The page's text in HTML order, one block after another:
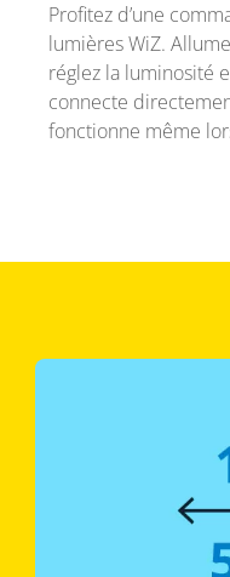
Profitez d’une
lumières WiZ.
réglez la luminosité
connecte
fonctionne même